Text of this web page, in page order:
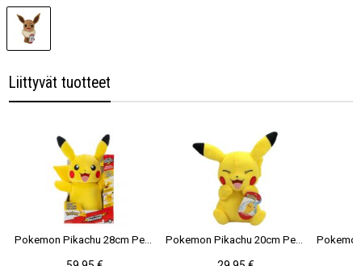
Liittyvät tuotteet